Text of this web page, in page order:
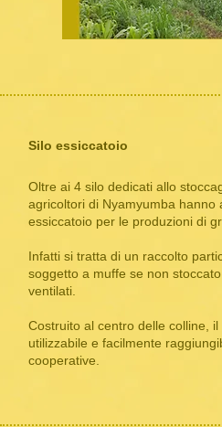
Silo essiccatoio
Oltre ai 4 silo dedicati allo
agricoltori di Nyamyumba hanno
essiccatoio per le produzioni di
Infatti si tratta di un raccolto
soggetto a muffe se non
ventilati.
Costruito al centro delle colline, il
utilizzabile e facilmente
cooperative.